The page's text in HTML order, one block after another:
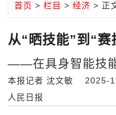
首页 >栏目 >经济 > 正
从“晒技能”到“赛
——在具身智能技
本报记者 沈文敏 2025-
人民日报